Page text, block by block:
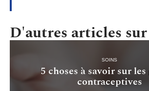
D'autres articles
SOINS
5 choses à savoir sur
contraceptives